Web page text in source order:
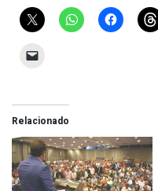
Relacionado